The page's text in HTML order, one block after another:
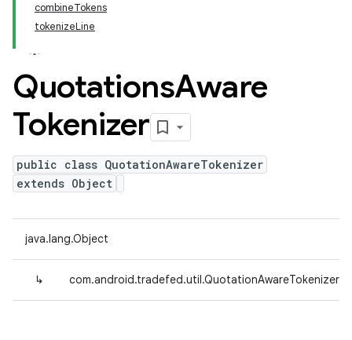
combineTokens
tokenizeLine
QuotationsAware
Tokenizer
public class QuotationAwareTokenizer
extends Object
java.lang.Object
↳ com.android.tradefed.util.QuotationAwareTokenizer